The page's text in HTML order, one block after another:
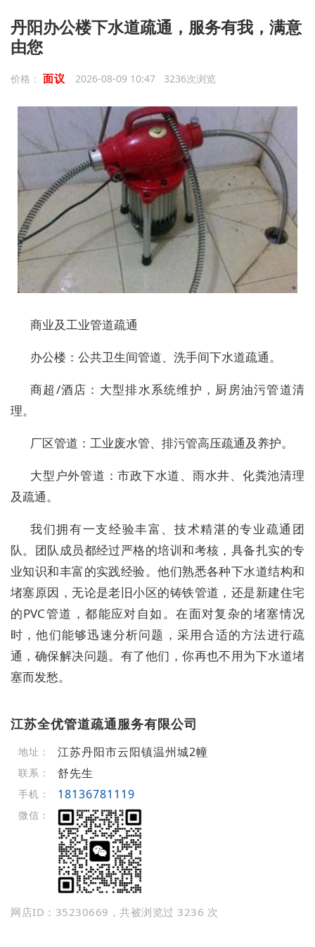
丹阳办公楼下水道疏通，服务有我，满意
由您
价格： 面议 2026-08-09 10:47 3236次浏览
商业及工业管道疏通
办公楼：公共卫生间管道、洗手间下水道疏通。
商超/酒店：大型排水系统维护，厨房油污管道清
理。
厂区管道：工业废水管、排污管高压疏通及养护。
大型户外管道：市政下水道、雨水井、化粪池清理
及疏通。
我们拥有一支经验丰富、技术精湛的专业疏通团
队。团队成员都经过严格的培训和考核，具备扎实的专
业知识和丰富的实践经验。他们熟悉各种下水道结构和
堵塞原因，无论是老旧小区的铸铁管道，还是新建住宅
的PVC管道，都能应对自如。在面对复杂的堵塞情况
时，他们能够迅速分析问题，采用合适的方法进行疏
通，确保解决问题。有了他们，你再也不用为下水道堵
塞而发愁。
江苏全优管道疏通服务有限公司
地址： 江苏丹阳市云阳镇温州城2幢
联系： 舒先生
手机： 18136781119
微信：
网店ID：35230669，共被浏览过 3236 次